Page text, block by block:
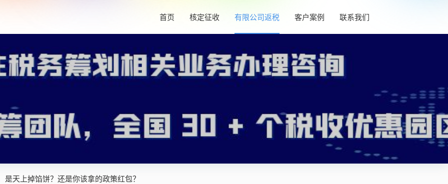
首页 核定征收 有限公司返税 客户案例 联系我们
是天上掉馅饼？还是你该拿的政策红包？